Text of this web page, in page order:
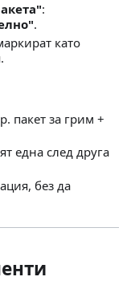
:
.
като
пакет за грим +
една след друга
без да